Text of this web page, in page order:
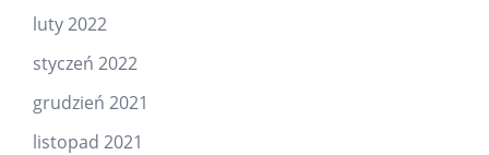
luty 2022
styczeń 2022
grudzień 2021
listopad 2021